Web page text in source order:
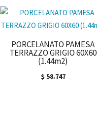
PORCELANATO PAMESA
TERRAZZO GRIGIO 60X60
(1.44m2)
$ 58.747